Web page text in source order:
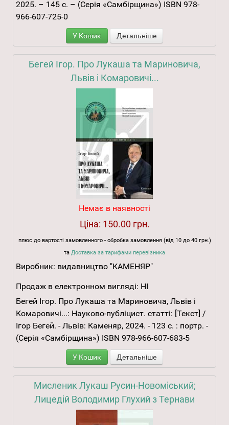
2025. – 145 с. – (Серія «Самбірщина») ISBN 978-
966-607-725-0
У Кошик Детальніше
Бегей Ігор. Про Лукаша та Мариновича,
Львів і Комаровичі...
Немає в наявності
Ціна: 150.00 грн.
плюс до вартості замовленного - обробка замовлення (від 10 до 40 грн.)
та Доставка за тарифами перевізника
Виробник: видавництво "КАМЕНЯР"
Продаж в електронном вигляді: НІ
Бегей Ігор. Про Лукаша та Мариновича, Львів і
Комаровичі...: Науково-публіцист. статті: [Текст] /
Ігор Бегей. - Львів: Каменяр, 2024. - 123 с. : портр. -
(Серія «Самбірщина») ISBN 978-966-607-683-5
У Кошик Детальніше
Мисленик Лукаш Русин-Новоміський;
Лицедій Володимир Глухий з Тернави